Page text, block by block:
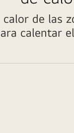
de las
calentar